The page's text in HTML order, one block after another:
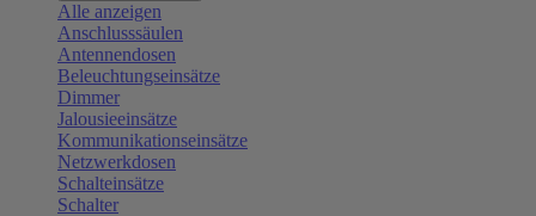
Alle anzeigen
Anschlusssäulen
Antennendosen
Beleuchtungseinsätze
Dimmer
Jalousieeinsätze
Kommunikationseinsätze
Netzwerkdosen
Schalteinsätze
Schalter